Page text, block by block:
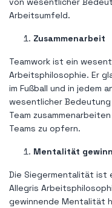
Arbeitsumfeld.
Zusammenarbeit
Teamwork ist ein
Arbeitsphilosophie. Er
im Fußball und in jedem
wesentlicher
Team
Teams zu opfern.
Mentalität
Die Siegermentalität ist
Allegris
gewinnende Mentalität